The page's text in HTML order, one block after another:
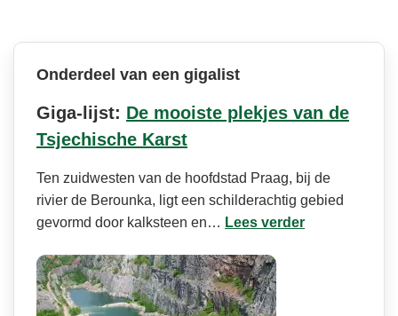
Onderdeel van een gigalist
Giga-lijst: De mooiste plekjes van de
Tsjechische Karst
Ten zuidwesten van de hoofdstad Praag, bij de
rivier de Berounka, ligt een schilderachtig gebied
gevormd door kalksteen en… Lees verder